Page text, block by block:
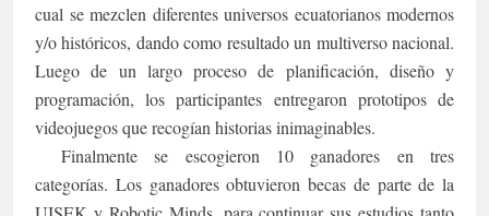
cual se mezclen diferentes universos ecuatorianos modernos
y/o históricos, dando como resultado un multiverso nacional.
Luego de un largo proceso de planificación, diseño y
programación, los participantes entregaron prototipos de
videojuegos que recogían historias inimaginables.
Finalmente se escogieron 10 ganadores en tres
categorías. Los ganadores obtuvieron becas de parte de la